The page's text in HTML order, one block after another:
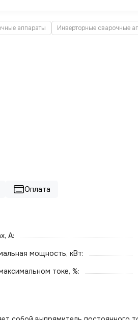
аппараты Инверторные сварочные
Оплата
А:
мощность, кВт:
токе, %: